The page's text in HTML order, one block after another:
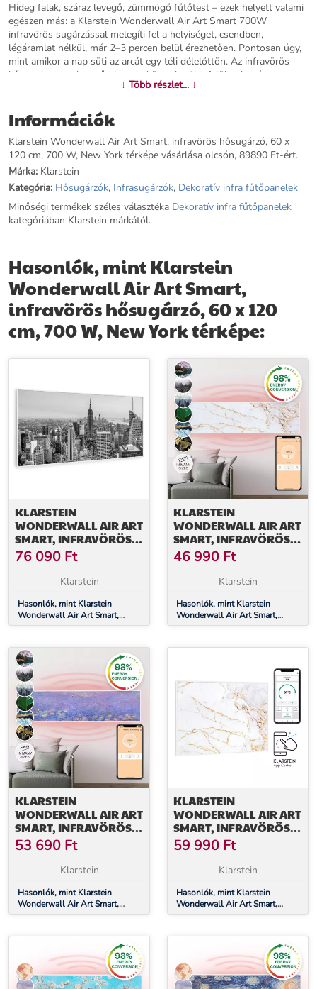
Hideg falak, száraz levegő, zümmögő fűtőtest – ezek helyett valami
egészen más: a Klarstein Wonderwall Air Art Smart 700W
infravörös sugárzással melegíti fel a helyiséget, csendben,
légáramlat nélkül, már 2–3 percen belül érezhetően. Pontosan úgy,
mint amikor a nap süti az arcát egy téli délelőttön. Az infravörös
hőpanel nem a levegőt, hanem közvetlenül a felületeket és az
embereket melegíti – ezért egyenletes a hőérzet, nem szárad ki a
energiaosztálynak köszönhetően a Wonderwall Air Art Smart akár
50%-kal kevesebb áramot fogyaszt, mint a hagyományos
elektromos fűtőtestek – ez a különbség a téli rezsiszámlákon is
megmutatkozik. A készülék tartós alumíniumházát prémium lakk
fedi, karbantartása egyszerű: elég egy nedves törlőkendő. Falra és
mennyezetre egyaránt felszerelhető, és modern lakáskörnyezetben
elegáns kiegészítőként illeszkedik a térbe. A kezelés termosztáttal,
programozható időzítővel és automatikus túlhevülés elleni
védelemmel történik – mindez alapfelszereltségként. Csatlakozási
gyerekszobába, dolgozószobába és nappaliba egyaránt ajánlott –
különösen ott, ahol a konvektoros fűtés zavaró, vagy ahol fontos a
légmozgásmentes, csendes komfort. Használható önálló fűtési
megoldásként és a meglévő fűtési rendszer kiegészítéseként is.
Rendelje meg még ma a Klarstein Wonderwall Air Art Smart 700W
infravörös hőpanelt, és élvezze a kellemes, energiatakarékos
meleget egész télen át.
↓ Több részlet... ↓
Információk
Klarstein Wonderwall Air Art Smart, infravörös hősugárzó, 60 x
120 cm, 700 W, New York térképe vásárlása olcsón, 89890 Ft-ért.
Márka: Klarstein
Kategória: Hősugárzók, Infrasugárzók, Dekoratív infra fűtőpanelek
Minőségi termékek széles választéka Dekoratív infra fűtőpanelek
kategóriában Klarstein márkától.
Hasonlók, mint Klarstein
Wonderwall Air Art Smart,
infravörös hősugárzó, 60 x 120
cm, 700 W, New York térképe:
KLARSTEIN
WONDERWALL AIR ART
SMART, INFRAVÖRÖS
HŐSUGÁRZÓ, 120 X 60
CM, 700 W, NEW YORK
76 090 Ft
Klarstein
Hasonlók, mint Klarstein
Wonderwall Air Art Smart,
infravörös hősugárzó, 120 x 60
KLARSTEIN
WONDERWALL AIR ART
SMART, INFRAVÖRÖS
HŐSUGÁRZÓ, 120 X 30
CM, 350 W,
ALKALMAZÁS,
46 990 Ft
Klarstein
Hasonlók, mint Klarstein
Wonderwall Air Art Smart,
infravörös hősugárzó, 120 x 30
márvány II
KLARSTEIN
WONDERWALL AIR ART
SMART, INFRAVÖRÖS
HŐSUGÁRZÓ, 120 X 30
CM, 350 W,
ALKALMAZÁS,
53 690 Ft
Klarstein
Hasonlók, mint Klarstein
Wonderwall Air Art Smart,
infravörös hősugárzó, 120 x 30
tavirózsák
KLARSTEIN
WONDERWALL AIR ART
SMART, INFRAVÖRÖS
HŐSUGÁRZÓ, 80 X 60
CM, 500 W, MÁRVÁNY
59 990 Ft
Klarstein
Hasonlók, mint Klarstein
Wonderwall Air Art Smart,
infravörös hősugárzó, 80 x 60